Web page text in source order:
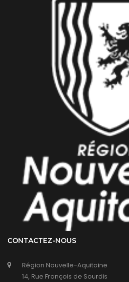
CONTACTEZ-NOUS
Région Nouvelle-Aquitaine
14, Rue François de Sourdis